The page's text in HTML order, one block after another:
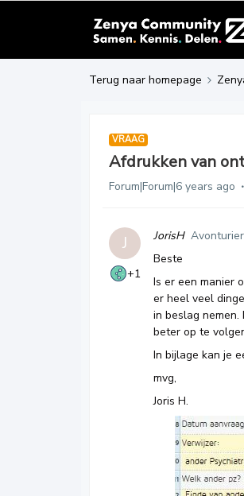
Terug naar homepage
VRAAG
Afdrukken van
Forum|Forum|6 years ago
J
+1
JorisH Avonturier
Beste
Is er een manier
er heel veel
in beslag
beter op te
In bijlage kan je
mvg,
Joris H.